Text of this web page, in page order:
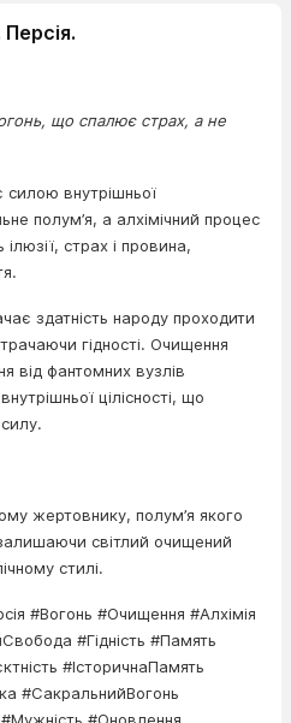
що спалює страх, а не
силою внутрішньої
полум’я, а алхімічний процес
страх і провина,
здатність народу проходити
гідності. Очищення
від фантомних вузлів
цілісності, що
жертовнику, полум’я якого
світлий очищений
стилі.
#Вогонь #Очищення #Алхімія
#Гідність #Память
#ІсторичнаПамять
#СакральнийВогонь